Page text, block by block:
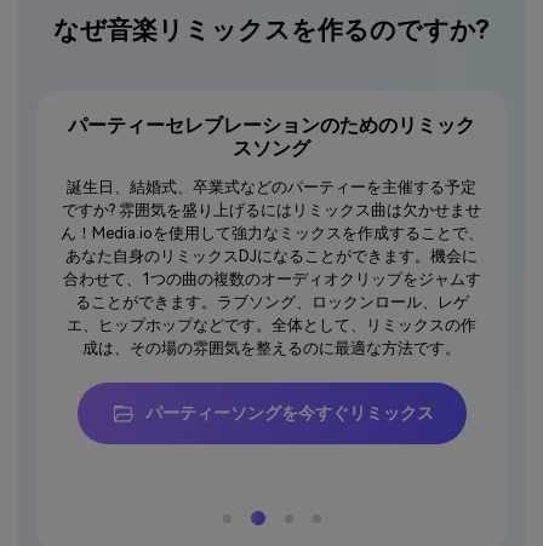
なぜ音楽リミックスを作るのですか?
パーティーセレブレーションのためのリミック
スソング
誕生日、結婚式、卒業式などのパーティーを主催する予定
ですか? 雰囲気を盛り上げるにはリミックス曲は欠かせませ
ん！ Media.ioを使用して強力なミックスを作成することで、
あなた自身のリミックスDJになることができます。機会に
合わせて、1つの曲の複数のオーディオクリップをジャムす
ることができます。ラブソング、ロックンロール、レゲ
エ、ヒップホップなどです。全体として、リミックスの作
成は、その場の雰囲気を整えるのに最適な方法です。
パーティーソングを今すぐリミックス